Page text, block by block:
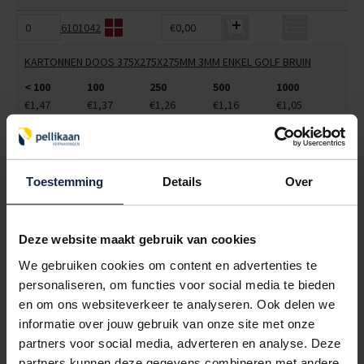
Toestemming Details Over
Deze website maakt gebruik van cookies
We gebruiken cookies om content en advertenties te
personaliseren, om functies voor social media te bieden
en om ons websiteverkeer te analyseren. Ook delen we
informatie over jouw gebruik van onze site met onze
partners voor social media, adverteren en analyse. Deze
6101042 €0,00
KARTONNEN DOOS 375X275X275MM 3MM ENKEL GOLF BRUIN
< 100
100 250 500
1000
€1,47
€1,37 €1,26 €1,16 €1,05
6131015
KARTONNEN DOOS 304X214X110MM 3MM ENKEL GOLF BRUIN
< 100
100 250 500
1000
€0,50
€0,46 €0,43 €0,40 €0,38